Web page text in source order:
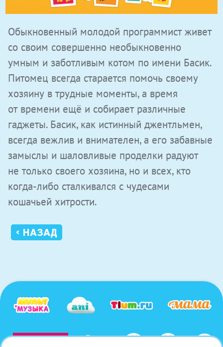
Обыкновенный молодой программист живет
со своим совершенно необыкновенно
умным и заботливым котом по имени Басик.
Питомец всегда старается помочь своему
хозяину в трудные моменты, а время
от времени ещё и собирает различные
гаджеты. Басик, как истинный джентльмен,
всегда вежлив и внимателен, а его забавные
замыслы и шаловливые проделки радуют
не только своего хозяина, но и всех, кто
когда-либо сталкивался с чудесами
кошачьей хитрости.
‹ НАЗАД